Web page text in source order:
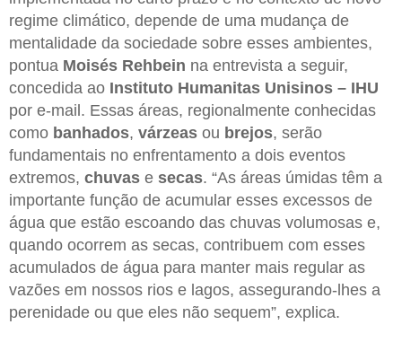
regime climático, depende de uma mudança de
mentalidade da sociedade sobre esses ambientes,
pontua Moisés Rehbein na entrevista a seguir,
concedida ao Instituto Humanitas Unisinos – IHU
por e-mail. Essas áreas, regionalmente conhecidas
como banhados, várzeas ou brejos, serão
fundamentais no enfrentamento a dois eventos
extremos, chuvas e secas. “As áreas úmidas têm a
importante função de acumular esses excessos de
água que estão escoando das chuvas volumosas e,
quando ocorrem as secas, contribuem com esses
acumulados de água para manter mais regular as
vazões em nossos rios e lagos, assegurando-lhes a
perenidade ou que eles não sequem”, explica.